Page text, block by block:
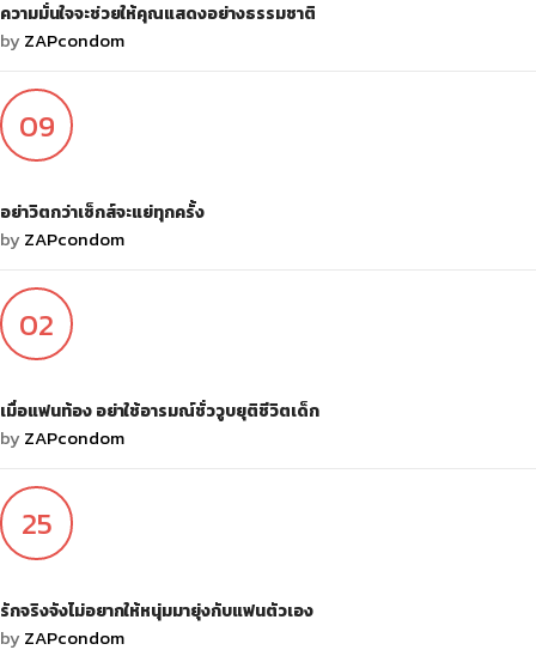
ความมั่นใจจะช่วยให้คุณแสดงอย่างธรรมชาติ
by ZAPcondom
09
อย่าวิตกว่าเซ็กส์จะแย่ทุกครั้ง
by ZAPcondom
02
เมื่อแฟนท้อง อย่าใช้อารมณ์ชั่ววูบยุติชีวิตเด็ก
by ZAPcondom
25
รักจริงจังไม่อยากให้หนุ่มมายุ่งกับแฟนตัวเอง
by ZAPcondom